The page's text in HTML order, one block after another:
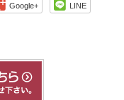
Google+ LINE